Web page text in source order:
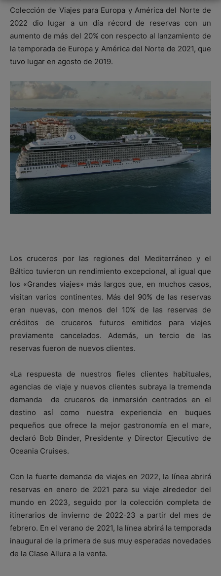
Colección de Viajes para Europa y América del Norte de
2022 dio lugar a un día récord de reservas con un
aumento de más del 20% con respecto al lanzamiento de
la temporada de Europa y América del Norte de 2021, que
tuvo lugar en agosto de 2019.
Los cruceros por las regiones del Mediterráneo y el
Báltico tuvieron un rendimiento excepcional, al igual que
los «Grandes viajes» más largos que, en muchos casos,
visitan varios continentes. Más del 90% de las reservas
eran nuevas, con menos del 10% de las reservas de
créditos de cruceros futuros emitidos para viajes
previamente cancelados. Además, un tercio de las
reservas fueron de nuevos clientes.
«La respuesta de nuestros fieles clientes habituales,
agencias de viaje y nuevos clientes subraya la tremenda
demanda de cruceros de inmersión centrados en el
destino así como nuestra experiencia en buques
pequeños que ofrece la mejor gastronomía en el mar»,
declaró Bob Binder, Presidente y Director Ejecutivo de
Oceania Cruises.
Con la fuerte demanda de viajes en 2022, la línea abrirá
reservas en enero de 2021 para su viaje alrededor del
mundo en 2023, seguido por la colección completa de
itinerarios de invierno de 2022-23 a partir del mes de
febrero. En el verano de 2021, la línea abrirá la temporada
inaugural de la primera de sus muy esperadas novedades
de la Clase Allura a la venta.